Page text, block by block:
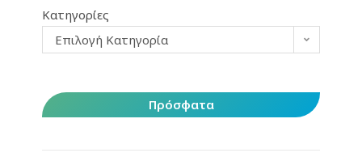
Κατηγορίες
Επιλογή Κατηγορία
Πρόσφατα